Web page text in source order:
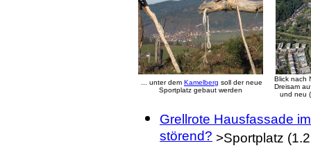
... unter dem Kamelberg soll der neue
Sportplatz gebaut werden
Blick nach
Dreisam
und neu
Grellrote Hausfassade
störend? >Sportplatz